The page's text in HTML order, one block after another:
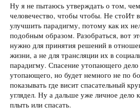
Ну я не пытаюсь утверждать о том,
человечество, чтобы чтобы. Не стоИт
улучшить парадигму, потому как их
подобным образом. Разобраться, вот
нужно для принятия решений в
жизни, а не для трансляции их в
парадигму. Спасение утопающего дело
утопающего, но будет немного не по
показывать где висит спасательный
углядел. Ну а дальше уже личное дело
плыть или спасать.